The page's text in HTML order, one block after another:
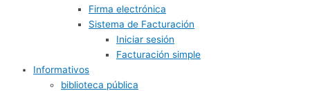
Firma electrónica
Sistema de Facturación
Iniciar sesión
Facturación simple
Informativos
biblioteca pública